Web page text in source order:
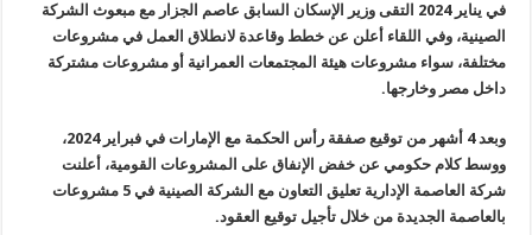
في يناير 2024 التقى وزير الإسكان السابق عاصم الجزار مع مبعوث الشركة
الصينية، وفي اللقاء أعلن عن خطط وقاعدة لانطلاق العمل في مشروعات
مختلفة، سواء مشروعات هيئة المجتمعات العمرانية أو مشروعات مشتركة
داخل مصر وخارجها.
وبعد 4 أشهر من توقيع صفقة رأس الحكمة مع الإمارات في فبراير 2024،
ووسط كلام حكومي عن خفض الإنفاق على المشروعات القومية، أعلنت
شركة العاصمة الإدارية تعليق التعاون مع الشركة الصينية في 5 مشروعات
بالعاصمة الجديدة من خلال تأجيل توقيع العقود.